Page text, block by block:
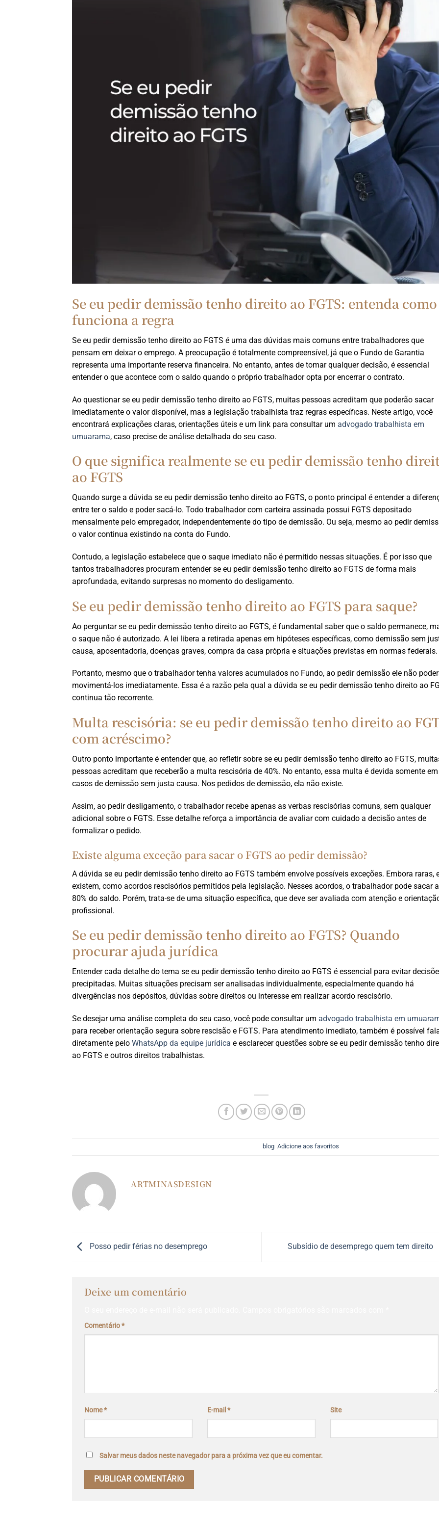
Se eu pedir demissão tenho direito ao FGTS: entenda como
funciona a regra
Se eu pedir demissão tenho direito ao FGTS é uma das dúvidas mais comuns entre trabalhadores que
pensam em deixar o emprego. A preocupação é totalmente compreensível, já que o Fundo de Garantia
representa uma importante reserva financeira. No entanto, antes de tomar qualquer decisão, é essencial
entender o que acontece com o saldo quando o próprio trabalhador opta por encerrar o contrato.
Ao questionar se eu pedir demissão tenho direito ao FGTS, muitas pessoas acreditam que poderão sacar
imediatamente o valor disponível, mas a legislação trabalhista traz regras específicas. Neste artigo, você
encontrará explicações claras, orientações úteis e um link para consultar um advogado trabalhista em
umuarama, caso precise de análise detalhada do seu caso.
O que significa realmente se eu pedir demissão tenho
ao FGTS
Quando surge a dúvida se eu pedir demissão tenho direito ao FGTS, o ponto principal é entender a
entre ter o saldo e poder sacá-lo. Todo trabalhador com carteira assinada possui FGTS depositado
mensalmente pelo empregador, independentemente do tipo de demissão. Ou seja, mesmo ao pedir
o valor continua existindo na conta do Fundo.
Contudo, a legislação estabelece que o saque imediato não é permitido nessas situações. É por isso que
tantos trabalhadores procuram entender se eu pedir demissão tenho direito ao FGTS de forma mais
aprofundada, evitando surpresas no momento do desligamento.
Se eu pedir demissão tenho direito ao FGTS para saque?
Ao perguntar se eu pedir demissão tenho direito ao FGTS, é fundamental saber que o saldo permanece,
o saque não é autorizado. A lei libera a retirada apenas em hipóteses específicas, como demissão sem
causa, aposentadoria, doenças graves, compra da casa própria e situações previstas em normas federais.
Portanto, mesmo que o trabalhador tenha valores acumulados no Fundo, ao pedir demissão ele não
movimentá-los imediatamente. Essa é a razão pela qual a dúvida se eu pedir demissão tenho direito ao
continua tão recorrente.
Multa rescisória: se eu pedir demissão tenho direito ao
com acréscimo?
Outro ponto importante é entender que, ao refletir sobre se eu pedir demissão tenho direito ao FGTS,
pessoas acreditam que receberão a multa rescisória de 40%. No entanto, essa multa é devida somente em
casos de demissão sem justa causa. Nos pedidos de demissão, ela não existe.
Assim, ao pedir desligamento, o trabalhador recebe apenas as verbas rescisórias comuns, sem qualquer
adicional sobre o FGTS. Esse detalhe reforça a importância de avaliar com cuidado a decisão antes de
formalizar o pedido.
Existe alguma exceção para sacar o FGTS ao pedir demissão?
A dúvida se eu pedir demissão tenho direito ao FGTS também envolve possíveis exceções. Embora raras,
existem, como acordos rescisórios permitidos pela legislação. Nesses acordos, o trabalhador pode sacar
80% do saldo. Porém, trata-se de uma situação específica, que deve ser avaliada com atenção e
profissional.
Se eu pedir demissão tenho direito ao FGTS? Quando
procurar ajuda jurídica
Entender cada detalhe do tema se eu pedir demissão tenho direito ao FGTS é essencial para evitar
precipitadas. Muitas situações precisam ser analisadas individualmente, especialmente quando há
divergências nos depósitos, dúvidas sobre direitos ou interesse em realizar acordo rescisório.
Se desejar uma análise completa do seu caso, você pode consultar um advogado trabalhista em
para receber orientação segura sobre rescisão e FGTS. Para atendimento imediato, também é possível
diretamente pelo WhatsApp da equipe jurídica e esclarecer questões sobre se eu pedir demissão tenho
ao FGTS e outros direitos trabalhistas.
blog .Adicione aos favoritos
ARTMINASDESIGN
Posso pedir férias no desemprego Subsídio de desemprego quem tem direito
Deixe um comentário
Comentário*
Nome* E-mail * Site
Salvar meus dados neste navegador para a próxima vez que eu comentar.